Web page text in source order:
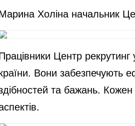
Холіна начальник
Центр
Вони забезпечують
та бажань. Кожен